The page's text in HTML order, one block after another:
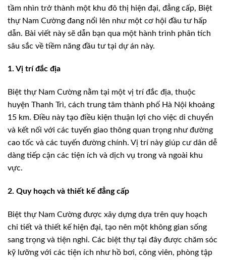
tầm nhìn trở thành một khu đô thị hiện đại, đẳng cấp, Biệt
thự Nam Cường đang nổi lên như một cơ hội đầu tư hấp
dẫn. Bài viết này sẽ dẫn bạn qua một hành trình phân tích
sâu sắc về tiềm năng đầu tư tại dự án này.
1. Vị trí đắc địa
Biệt thự Nam Cường nằm tại một vị trí đắc địa, thuộc
huyện Thanh Trì, cách trung tâm thành phố Hà Nội khoảng
15 km. Điều này tạo điều kiện thuận lợi cho việc di chuyển
và kết nối với các tuyến giao thông quan trọng như đường
cao tốc và các tuyến đường chính. Vị trí này giúp cư dân dễ
dàng tiếp cận các tiện ích và dịch vụ trong và ngoài khu
vực.
2. Quy hoạch và thiết kế đẳng cấp
Biệt thự Nam Cường được xây dựng dựa trên quy hoạch
chi tiết và thiết kế hiện đại, tạo nên một không gian sống
sang trọng và tiện nghi. Các biệt thự tại đây được chăm sóc
kỹ lưỡng với các tiện ích như hồ bơi, công viên, phòng tập